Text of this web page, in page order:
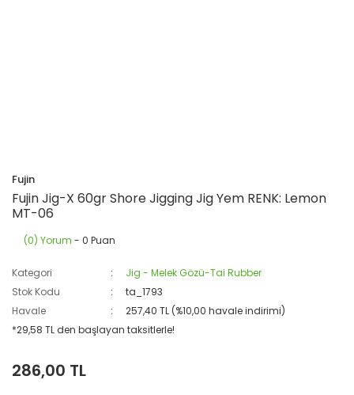
Fujin
Fujin Jig-X 60gr Shore Jigging Jig Yem RENK: Lemon
MT-06
(0) Yorum - 0 Puan
Kategori
Jig - Melek Gözü-Tai Rubber
Stok Kodu
ta_1793
Havale
257,40 TL (%10,00 havale indirimi)
*29,58 TL den başlayan taksitlerle!
286,00 TL